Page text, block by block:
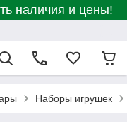
наличия и цены!
Наборы игрушек